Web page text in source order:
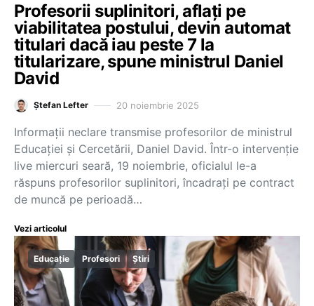
Profesorii suplinitori, aflați pe
viabilitatea postului, devin automat
titulari dacă iau peste 7 la
titularizare, spune ministrul Daniel
David
Ștefan Lefter 20 noiembrie 2025
Informații neclare transmise profesorilor de ministrul
Educației și Cercetării, Daniel David. Într-o intervenție
live miercuri seară, 19 noiembrie, oficialul le-a
răspuns profesorilor suplinitori, încadrați pe contract
de muncă pe perioadă…
Vezi articolul
Educație Profesori Știri